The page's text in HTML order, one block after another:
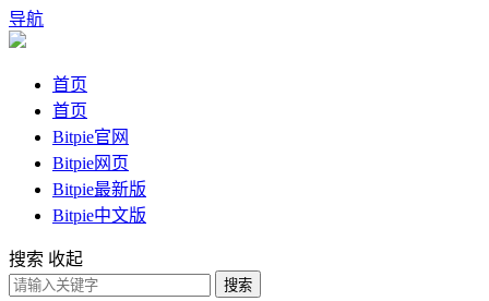
导航
首页
首页
Bitpie官网
Bitpie网页
Bitpie最新版
Bitpie中文版
搜索 收起
搜索